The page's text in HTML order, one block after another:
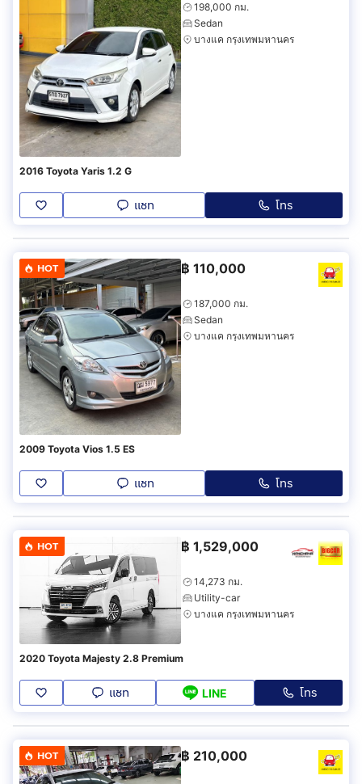
198,000 กม.
Sedan
บางแค กรุงเทพมหานคร
2016 Toyota Yaris 1.2 G
แชท โทร
HOT ฿ 110,000
187,000 กม.
Sedan
บางแค กรุงเทพมหานคร
2009 Toyota Vios 1.5 ES
แชท โทร
HOT ฿ 1,529,000
14,273 กม.
Utility-car
บางแค กรุงเทพมหานคร
2020 Toyota Majesty 2.8 Premium
แชท LINE โทร
HOT ฿ 210,000